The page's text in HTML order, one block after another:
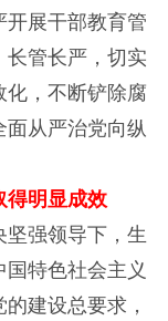
开展干部教育管
长管长严，切实
化，不断铲除腐
面从严治党向纵
得明显成效
强领导下，生
特色社会主义
建设总要求，